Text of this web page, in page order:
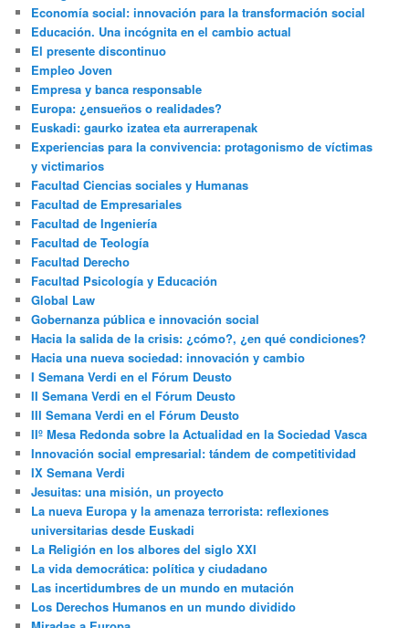
Economía social: innovación para la transformación social
Educación. Una incógnita en el cambio actual
El presente discontinuo
Empleo Joven
Empresa y banca responsable
Europa: ¿ensueños o realidades?
Euskadi: gaurko izatea eta aurrerapenak
Experiencias para la convivencia: protagonismo de víctimas
y victimarios
Facultad Ciencias sociales y Humanas
Facultad de Empresariales
Facultad de Ingeniería
Facultad de Teología
Facultad Derecho
Facultad Psicología y Educación
Global Law
Gobernanza pública e innovación social
Hacia la salida de la crisis: ¿cómo?, ¿en qué condiciones?
Hacia una nueva sociedad: innovación y cambio
I Semana Verdi en el Fórum Deusto
II Semana Verdi en el Fórum Deusto
III Semana Verdi en el Fórum Deusto
IIº Mesa Redonda sobre la Actualidad en la Sociedad Vasca
Innovación social empresarial: tándem de competitividad
IX Semana Verdi
Jesuitas: una misión, un proyecto
La nueva Europa y la amenaza terrorista: reflexiones
universitarias desde Euskadi
La Religión en los albores del siglo XXI
La vida democrática: política y ciudadano
Las incertidumbres de un mundo en mutación
Los Derechos Humanos en un mundo dividido